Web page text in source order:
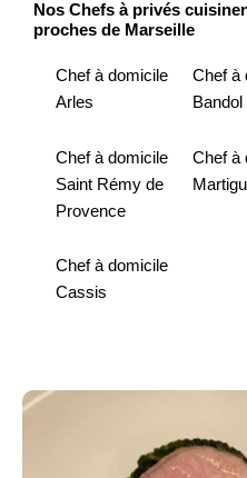
Nos Chefs à privés
proches de Marseille
Chef à domicile
Arles
Chef à domicile
Saint Rémy de
Provence
Chef à domicile
Cassis
Chef à
Bandol
Chef à